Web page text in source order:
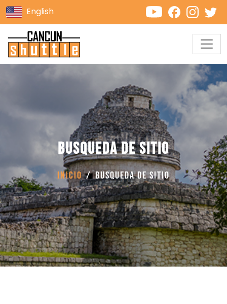
English
Busqueda de sitio
Inicio Busqueda de sitio